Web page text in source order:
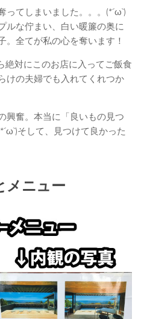
ってしまいました。。。(*´ω`)
ルな佇まい、白い暖簾の奥に
。全てが私の心を奪います！
絶対にこのお店に入ってご飯食
けの夫婦でも入れてくれつか
興奮。本当に「良いもの見つ
そして、見つけて良かった
メニュー